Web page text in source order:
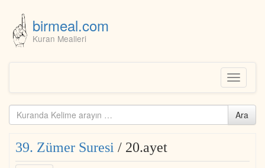
birmeal.com
Kuran Mealleri
Toggle
Kuranda
ara...
Ara
39. Zümer Suresi / 20.ayet